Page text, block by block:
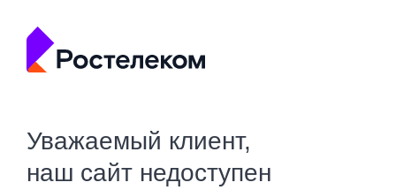
Уважаемый клиент,
наш сайт недоступен